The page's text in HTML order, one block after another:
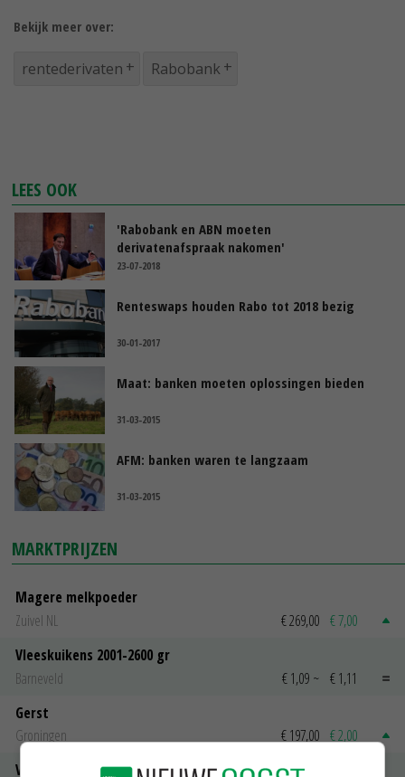
Bekijk meer over:
rentederivaten Rabobank
LEES OOK
'Rabobank en ABN moeten
derivatenafspraak nakomen'
23-07-2018
Renteswaps houden Rabo tot 2018 bezig
30-01-2017
Maat: banken moeten oplossingen bieden
31-03-2015
AFM: banken waren te langzaam
31-03-2015
MARKTPRIJZEN
Magere melkpoeder
Zuivel NL
€ 269,00 € 7,00
Vleeskuikens 2001-2600 gr
Barneveld
€ 1,09 ~ € 1,11
Gerst
Groningen
€ 197,00 € 2,00
Volle melkpoeder